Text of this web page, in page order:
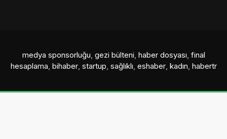
medya sponsorluğu, gezi bülteni, haber dosyası, final
hesaplama, bihaber, startup, sağlıklı, eshaber, kadın, habertr